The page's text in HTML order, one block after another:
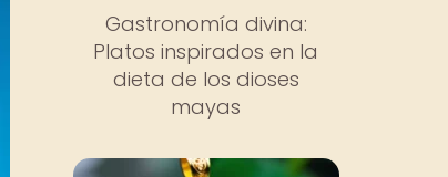
Gastronomía divina:
Platos inspirados en la
dieta de los dioses
mayas